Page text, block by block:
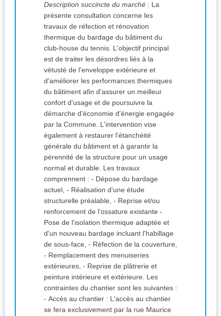
Description succincte du marché : La
présente consultation concerne les
travaux de réfection et rénovation
thermique du bardage du bâtiment du
club-house du tennis. L'objectif principal
est de traiter les désordres liés à la
vétusté de l'enveloppe extérieure et
d'améliorer les performances thermiques
du bâtiment afin d'assurer un meilleur
confort d'usage et de poursuivre la
démarche d'économie d'énergie engagée
par la Commune. L'intervention vise
également à restaurer l'étanchéité
générale du bâtiment et à garantir la
pérennité de la structure pour un usage
normal et durable. Les travaux
comprennent : - Dépose du bardage
actuel, - Réalisation d'une étude
structurelle préalable, - Reprise et/ou
renforcement de l'ossature existante -
Pose de l'isolation thermique adaptée et
d'un nouveau bardage incluant l'habillage
de sous-face, - Réfection de la couverture,
- Remplacement des menuiseries
extérieures, - Reprise de plâtrerie et
peinture intérieure et extérieure. Les
contraintes du chantier sont les suivantes :
- Accès au chantier : L'accès au chantier
se fera exclusivement par la rue Maurice